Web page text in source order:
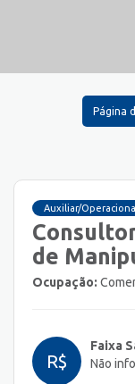
Página
Auxiliar/
de
Ocupação:
R$
Faixa
Não